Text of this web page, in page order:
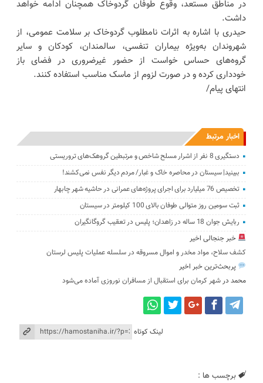
در مناطق مستعد، وقوع طوفان گردوخاک همچنان ادامه خواهد
داشت.
حیدری با اشاره به اثرات نامطلوب گردوخاک بر سلامت عمومی، از
شهروندان به‌ویژه بیماران تنفسی، سالمندان، کودکان و سایر
گروه‌های حساس خواست از حضور غیرضروری در فضای باز
خودداری کرده و در صورت لزوم از ماسک مناسب استفاده کنند.
انتهای پیام/
اخبار مرتبط
دستگیری 8 نفر از اشرار مسلح شاخص و مرتبطین گروهک‌های تروریستی
ببینید| سیستان در ‌محاصره خاک و غبار/ مردم دیگر نفس نمی‌کشند!
تخصیص 76 میلیارد برای اجرای پروژه‌های عمرانی در حاشیه شهر چابهار
ثبت سومین روز متوالی طوفان بالای 100 کیلومتر در سیستان
ربایش جوان 18 ساله در زاهدان؛ پلیس در تعقیب گروگانگیران
خبر جنجالی اخیر
کشف سلاح، مواد مخدر و اموال مسروقه در سلسله عملیات پلیس لرستان
پربحث‌ترین خبر اخیر
محمد درشهر کرمان برای استقبال از مسافران نوروزی آماده می‌شود
لینک کوتاه
برچسب ها :